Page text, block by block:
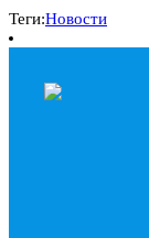
Теги:Новости